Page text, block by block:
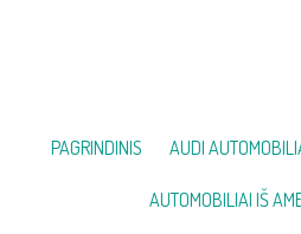
PAGRINDINIS AUDI
AUTOMOBILIAI IŠ